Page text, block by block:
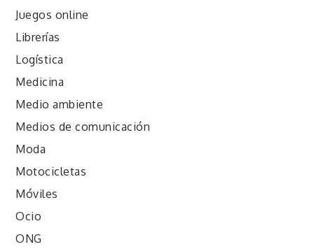
Juegos online
Librerías
Logística
Medicina
Medio ambiente
Medios de comunicación
Moda
Motocicletas
Móviles
Ocio
ONG